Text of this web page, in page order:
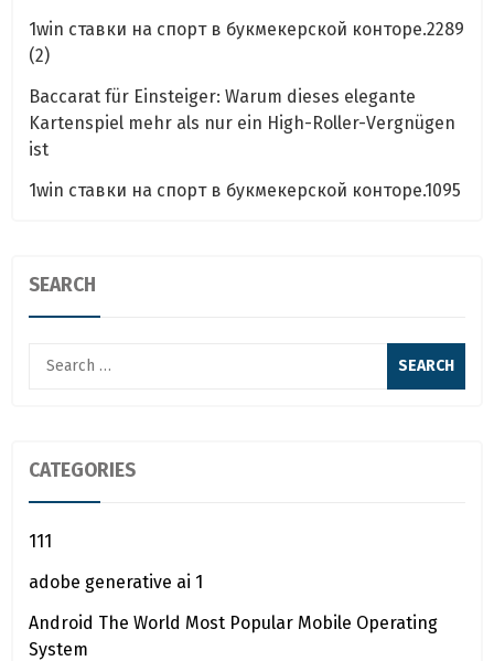
1win ставки на спорт в букмекерской конторе.2289
(2)
Baccarat für Einsteiger: Warum dieses elegante
Kartenspiel mehr als nur ein High-Roller-Vergnügen
ist
1win ставки на спорт в букмекерской конторе.1095
SEARCH
Search
CATEGORIES
111
adobe generative ai 1
Android The World Most Popular Mobile Operating
System